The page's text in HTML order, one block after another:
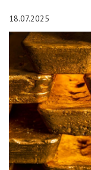
18.07.2025